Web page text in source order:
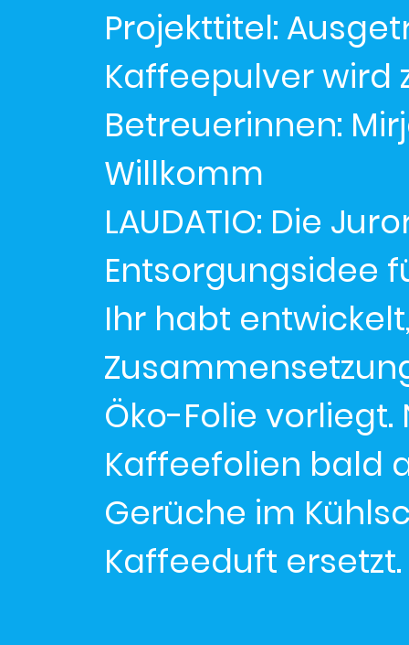
Projekttitel:
Kaffeepulver wird
Betreuerinnen:
Willkomm
LAUDATIO: Die
Entsorgungsidee
Ihr habt
Öko-Folie
Kaffeefolien bald
Gerüche im
Kaffeeduft ersetzt.